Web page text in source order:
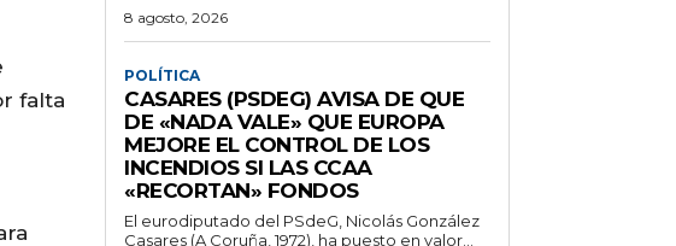
falta
8 agosto, 2026
POLÍTICA
CASARES (PSDEG) AVISA DE QUE
DE «NADA VALE» QUE EUROPA
MEJORE EL CONTROL DE LOS
INCENDIOS SI LAS CCAA
«RECORTAN» FONDOS
El eurodiputado del PSdeG, Nicolás González
Casares (A Coruña, 1972), ha puesto en valor...